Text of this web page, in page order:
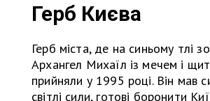
Герб Києва
Герб міста, де на синьому тлі
Архангел Михаїл із мечем і
прийняли у 1995 році. Він мав
світлі сили, готові боронити